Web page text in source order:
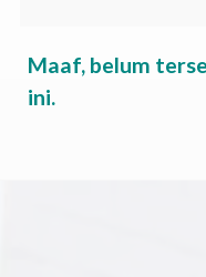
Maaf, belum
ini.